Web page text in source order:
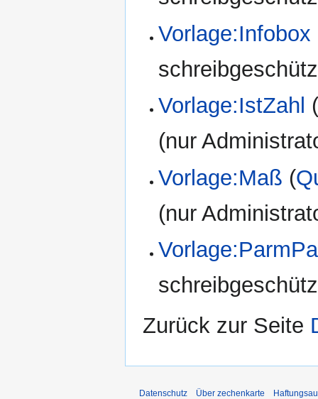
Vorlage:IstZahl
(nur
Vorlage:Maß (
(nur
Zurück zur Seite
Datenschutz Über zechenkarte